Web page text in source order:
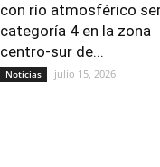
con río atmosférico
categoría 4 en la zona
centro-sur de...
Noticias julio 15, 2026